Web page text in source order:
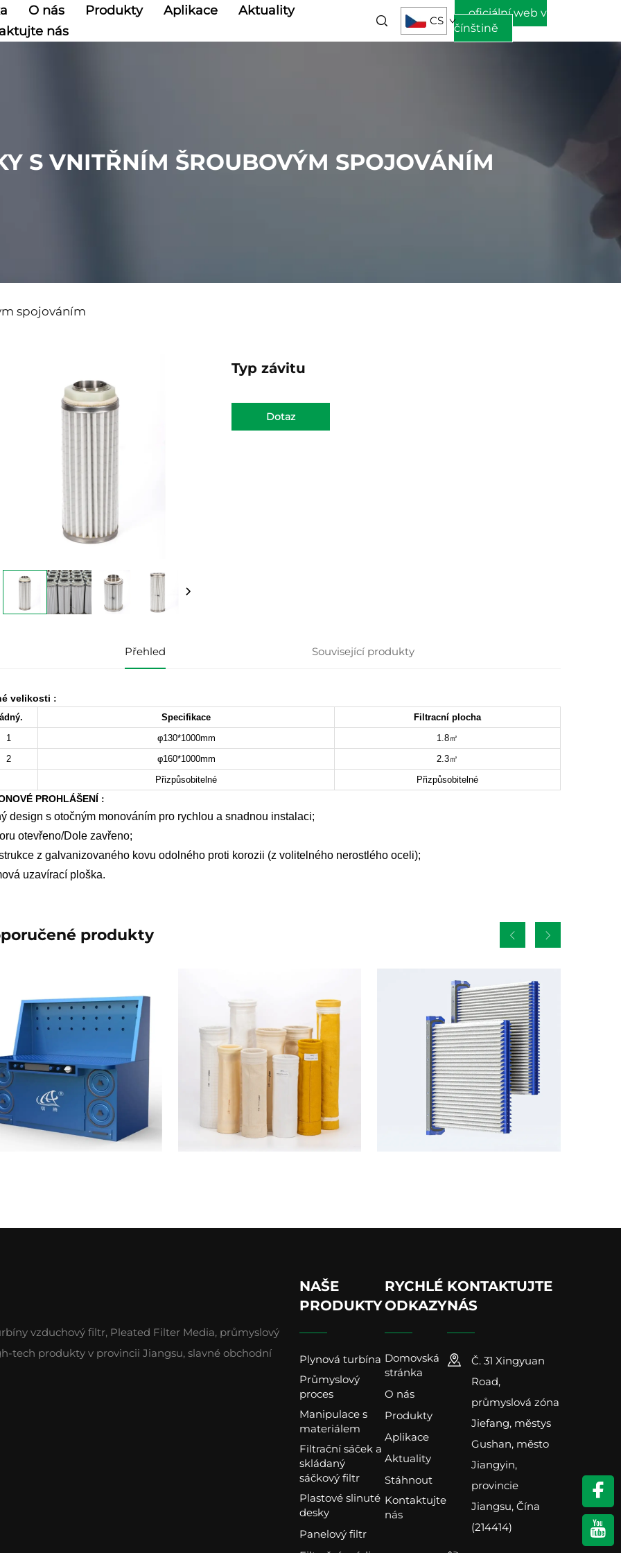
O nás Produkty Aplikace
Aktuality
nás
CS
oficiální web v
čínštině
S VNITŘNÍM ŠROUBOVÝM SPOJOVÁNÍM
spojováním
Typ závitu
Dotaz
Přehled Související produkty
velikosti :
Specifikace
Filtracní plocha
1
φ130*1000mm
1.8㎡
2
φ160*1000mm
2.3㎡
Přizpůsobitelné
Přizpůsobitelné
PROHLÁŠENÍ :
design s otočným monováním pro rychlou a snadnou instalaci;
otevřeno/Dole zavřeno;
z galvanizovaného kovu odolného proti korozii (z volitelného nerostlého oceli);
uzavírací ploška.
produkty
vzduchový filtr, Pleated Filter Media, průmyslový
tech produkty v provincii Jiangsu, slavné obchodní
NAŠE
PRODUKTY
Plynová turbína
Průmyslový
proces
Manipulace s
materiálem
Filtrační sáček a
skládaný
sáčkový filtr
Plastové slinuté
desky
Panelový filtr
RYCHLÉ
ODKAZY
Domovská
stránka
O nás
Produkty
Aplikace
Aktuality
Stáhnout
Kontaktujte
nás
KONTAKTUJTE
NÁS
Č. 31 Xingyuan
Road,
průmyslová zóna
Jiefang, městys
Gushan, město
Jiangyin,
provincie
Jiangsu, Čína
(214414)